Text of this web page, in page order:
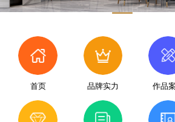
首页 品牌实力 作品